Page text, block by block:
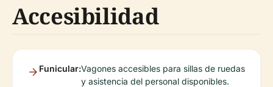
Accesibilidad
Funicular:Vagones accesibles para sillas de ruedas
y asistencia del personal disponibles.